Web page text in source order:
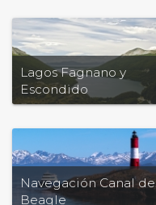
Lagos Fagnano y
Escondido
Navegación Canal de
Beagle